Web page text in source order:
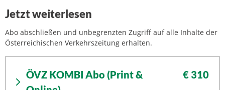
Jetzt weiterlesen
Abo abschließen und unbegrenzten Zugriff auf alle Inhalte der
Österreichischen Verkehrszeitung erhalten.
ÖVZ KOMBI Abo (Print &
€ 310